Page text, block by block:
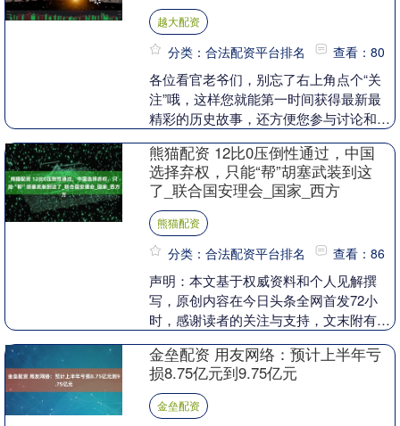
越大配资
分类：合法配资平台排名 查看：80
各位看官老爷们，别忘了右上角点个“关
注”哦，这样您就能第一时间获得最新最
精彩的历史故事，还方便您参与讨论和分
党中央经....
熊猫配资 12比0压倒性通过，中国
选择弃权，只能“帮”胡塞武装到这
了_联合国安理会_国家_西方
熊猫配资
分类：合法配资平台排名 查看：86
声明：本文基于权威资料和个人见解撰
写，原创内容在今日头条全网首发72小
时，感谢读者的关注与支持，文末附有文
最近，联....
金垒配资 用友网络：预计上半年亏
损8.75亿元到9.75亿元
金垒配资